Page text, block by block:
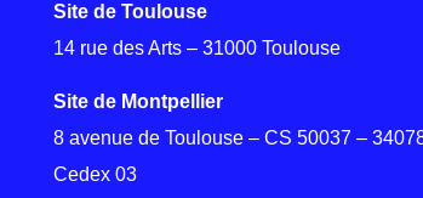
Site de Toulouse
14 rue des Arts – 31000 Toulouse
Site de Montpellier
8 avenue de Toulouse – CS 50037 –
Cedex 03